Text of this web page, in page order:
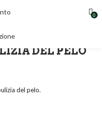
0
DEL PELO
del pelo.